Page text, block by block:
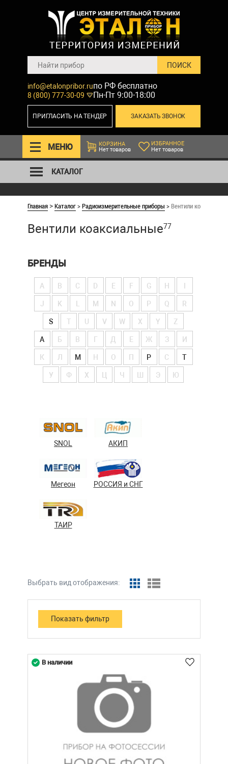
info@etalonpribor.ru
8 (800) 777-30-09
по РФ бесплатно
Пн-Пт 9:00-18:00
ЗАКАЗАТЬ ЗВОНОК
ПРИГЛАСИТЬ НА ТЕНДЕР
МЕНЮ
КОРЗИНА
Нет товаров
ИЗБРАННОЕ
Нет товаров
КАТАЛОГ
Главная >Каталог>Радиоизмерительные приборы > Вентили
Вентили коаксиальные77
БРЕНДЫ
A B C D E F G H
J K M N O P Q R
S T V W X Y Z
А Б В Г Д Е Ж З И
К Л М Н О П Р С Т
У Ф Х Ч Э Ю
SNOL АКИП
Мегеон РОССИЯ и СНГ
ТАИР
Выбрать вид отображения:
В наличии